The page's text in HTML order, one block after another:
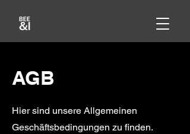
AGB
Hier sind unsere Allgemeinen
Geschäftsbedingungen zu finden.